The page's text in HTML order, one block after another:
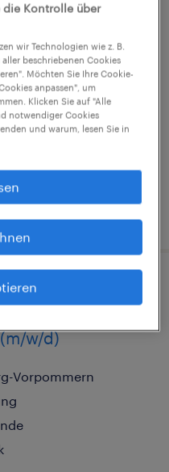
(m/w/d)
Vorpommern
w/d)
Vorpommern
die Kontrolle über
wir Technologien wie z. B.
beschriebenen Cookies
Möchten Sie Ihre Cookie-
anpassen", um
Klicken Sie auf "Alle
notwendiger Cookies
und warum, lesen Sie in